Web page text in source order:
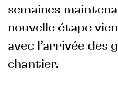
semaines
nouvelle étape
avec l’arrivée des
chantier.